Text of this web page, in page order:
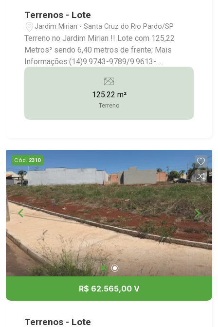
Terrenos - Lote
Jardim Mirian - Santa Cruz do Rio Pardo/SP
Terreno no Jardim Mirian !! Lote com 125,22
Metros² sendo 6,40 metros de frente; Mais
Informações:(14)9.9743-9789/9.9613-
5228/3372-2528
125.22 m²
Terreno
Cód. 2310
R$ 62.565,00 V
Terrenos - Lote